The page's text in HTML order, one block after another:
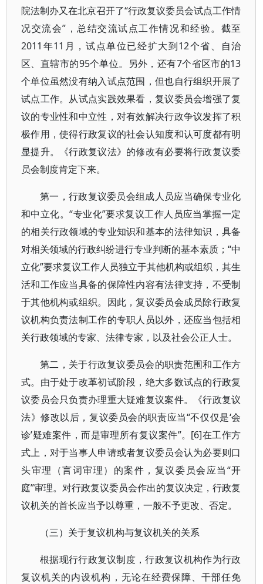
院法制办又在北京召开了“行政复议委员会试点工作情
况交流会”，总结交流试点工作情况和经验。截至
2011年11月，试点单位已经扩大到12个省、自治
区、直辖市的95个单位。另外，还有7个省区市的13
个单位虽然没有纳入试点范围，但也自行组织开展了
试点工作。从试点实践效果看，复议委员会增强了复
议的专业性和中立性，对有效解决行政争议发挥了积
极作用，使得行政复议的社会认知度和认可度都有明
显提升。《行政复议法》的修改有必要将行政复议委
员会制度肯定下来。
第一，行政复议委员会组成人员应当确保专业化
和中立化。“专业化”要求复议工作人员应当掌握一定
的相关行政领域的专业知识和基本的法律知识，具备
对相关领域的行政纠纷进行专业判断的基本素质；“中
立化”要求复议工作人员独立于其他机构或组织，其生
活和工作应当具备的保障性内容有法律支持，不受制
于其他机构或组织。因此，复议委员会成员除行政复
议机构负责法制工作的专职人员以外，还应当包括相
关行政领域的专家、法律专家，以及社会公正人士。
第二，关于行政复议委员会的职责范围和工作方
式。由于处于改革初试阶段，绝大多数试点的行政复
议委员会只负责办理重大疑难复议案件。《行政复议
法》修改以后，复议委员会的职责应当“不仅仅是‘会
诊’疑难案件，而是审理所有复议案件”。[6]在工作方
式上，对于当事人申请或者复议委员会认为必要则口
头审理（言词审理）的案件，复议委员会应当“开
庭”审理。对行政复议委员会作出的复议决定，行政复
议机关的首长应当予以尊重，一般不予更改、否定。
（三）关于复议机构与复议机关的关系
根据现行行政复议制度，行政复议机构作为行政
复议机关的内设机构，无论在经费保障、干部任免